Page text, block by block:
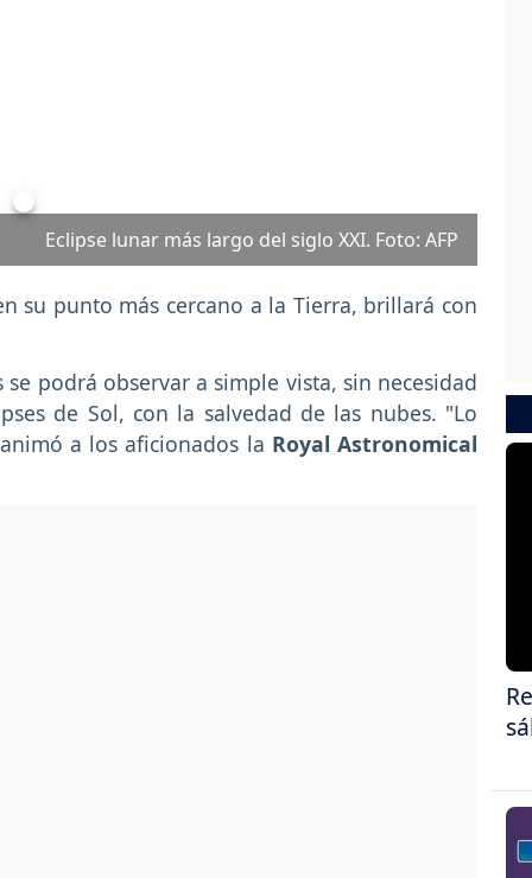
Eclipse lunar más largo del siglo XXI. Foto: AFP
su punto más cercano a la Tierra, brillará con
podrá observar a simple vista, sin necesidad
de Sol, con la salvedad de las nubes. "Lo
a los aficionados la Royal Astronomical